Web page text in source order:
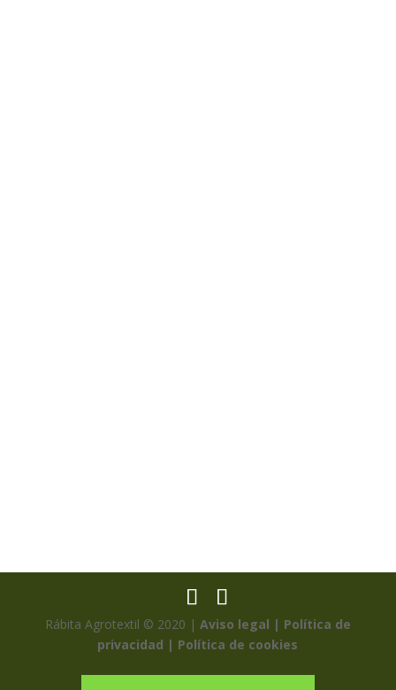
Rábita Agrotextil © 2020 | Aviso legal | Política de
privacidad | Política de cookies